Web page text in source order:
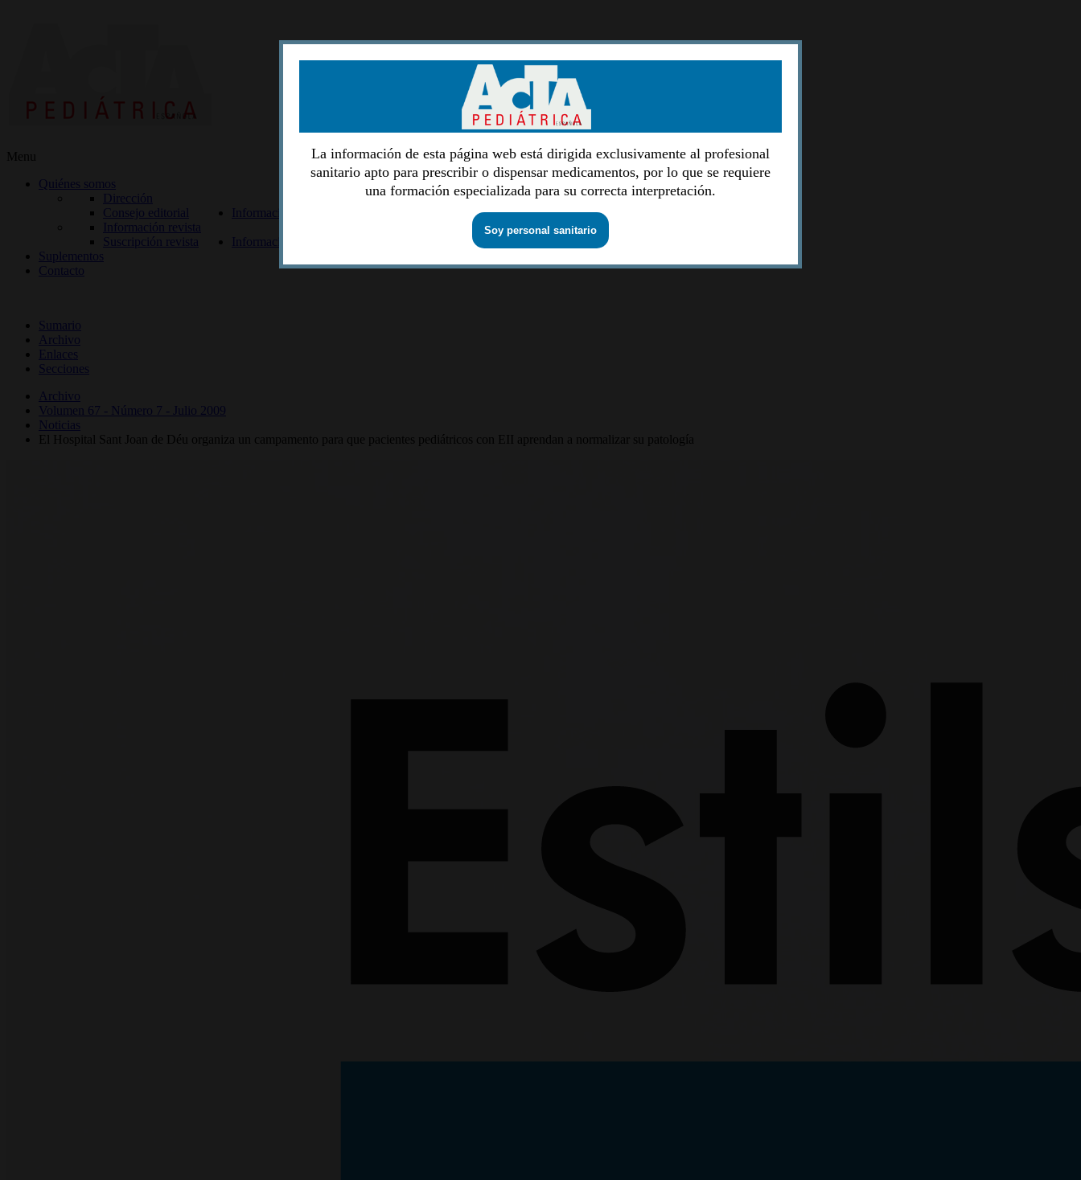
Menu
Quiénes somos
Dirección
Consejo editorial
Información lectores
Información revista
Suscripción revista
Información autores
Suplementos
Contacto
Sumario
Archivo
Enlaces
Secciones
Archivo
Volumen 67 - Número 7 - Julio 2009
Noticias
El Hospital Sant Joan de Déu organiza un campamento para que pacientes pediátricos con EII aprendan a normalizar su patología
La información de esta página web está dirigida exclusivamente al profesional
sanitario apto para prescribir o dispensar medicamentos, por lo que se requiere
una formación especializada para su correcta interpretación.
Soy personal sanitario